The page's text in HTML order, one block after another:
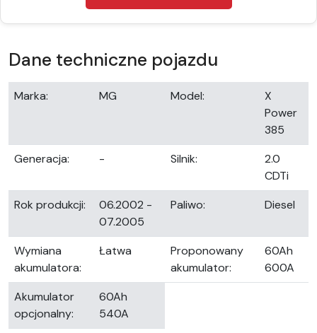
Dane techniczne pojazdu
Marka: MG Model:
X
Power
385
Generacja:
- Silnik:
2.0
CDTi
Rok produkcji:
06.2002 -
07.2005
Paliwo: Diesel
Wymiana
akumulatora:
Łatwa
Proponowany
akumulator:
60Ah
600A
Akumulator
opcjonalny:
60Ah
540A